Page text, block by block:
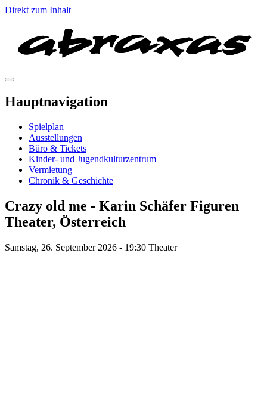
Direkt zum Inhalt
Hauptnavigation
Spielplan
Ausstellungen
Büro & Tickets
Kinder- und Jugendkulturzentrum
Vermietung
Chronik & Geschichte
Crazy old me - Karin Schäfer Figuren
Theater, Österreich
Samstag, 26. September 2026 - 19:30 Theater